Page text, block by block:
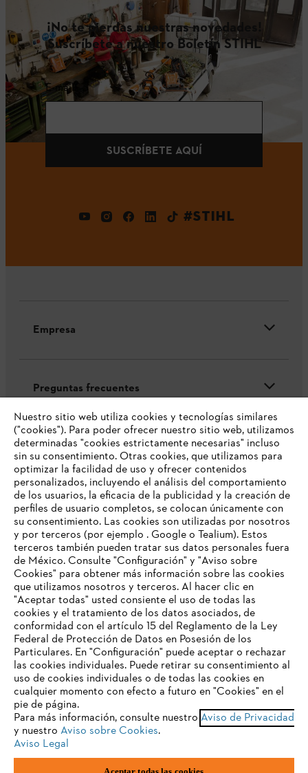
¡No te pierdas nuestras novedades!
Suscríbete a nuestro Boletín STIHL
E-mail
SUSCRÍBETE AQUÍ
#STIHL
Empresa
Preguntas frecuentes
Contacto
Aviso de privacidad Datos legales
Aviso de privacidad sobre cookies Información legal
Andreas STIHL S.A. de C.V., con domicilio Kilómetro 117 Autopista
México-Puebla, Nave 30, Parque Industrial FINSA, Cuautlancingo,
Puebla, CP 72710,
TU NAVEGADOR NO ES
COMPATIBLE
El navegador que estás utilizando no es compatible con
nuestra página web. Para que puedas disfrutar de nuestro
contenido, utiliza uno de los siguientes navegadores:
firefox chrome
safari edge
Nuestro sitio web utiliza cookies y tecnologías similares
("cookies"). Para poder ofrecer nuestro sitio web, utilizamos
determinadas "cookies estrictamente necesarias" incluso
sin su consentimiento. Otras cookies, que utilizamos para
optimizar la facilidad de uso y ofrecer contenidos
personalizados, incluyendo el análisis del comportamiento
de los usuarios, la eficacia de la publicidad y la creación de
perfiles de usuario completos, se colocan únicamente con
su consentimiento. Las cookies son utilizadas por nosotros
y por terceros (por ejemplo . Google o Tealium). Estos
terceros también pueden tratar sus datos personales fuera
de México. Consulte "Configuración" y "Aviso sobre
Cookies" para obtener más información sobre las cookies
que utilizamos nosotros y terceros. Al hacer clic en
"Aceptar todas" usted consiente el uso de todas las
cookies y el tratamiento de los datos asociados, de
conformidad con el artículo 15 del Reglamento de la Ley
Federal de Protección de Datos en Posesión de los
Particulares. En "Configuración" puede aceptar o rechazar
las cookies individuales. Puede retirar su consentimiento al
uso de cookies individuales o de todas las cookies en
cualquier momento con efecto a futuro en "Cookies" en el
pie de página.
Para más información, consulte nuestro Aviso de Privacidad
y nuestro Aviso sobre Cookies.
Aviso Legal